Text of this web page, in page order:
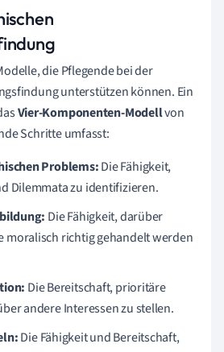
die Pflegende bei der
unterstützen können. Ein
Vier-Komponenten-Modellvon
Schritte umfasst:
Problems:Die Fähigkeit,
Dilemmata zu identifizieren.
Die Fähigkeit, darüber
moralisch richtig gehandelt werden
Die Bereitschaft, prioritäre
andere Interessen zu stellen.
Die Fähigkeit und Bereitschaft,